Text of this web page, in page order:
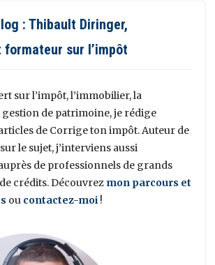
: Thibault Diringer,
sur l’impôt
sur l’impôt, l’immobilier, la
gestion de patrimoine, je rédige
de Corrige ton impôt. Auteur de
le sujet, j’interviens aussi
de professionnels de grands
crédits. Découvrez mon parcours et
ou contactez-moi !